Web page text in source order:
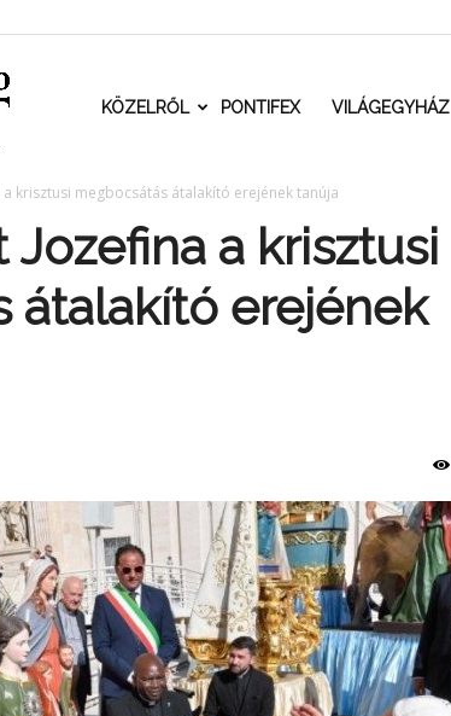
RomKat.roKÖZELRŐL PONTIFEX VILÁGEGYHÁZ
a krisztusi megbocsátás átalakító erejének tanúja
Jozefina a krisztusi
átalakító erejének